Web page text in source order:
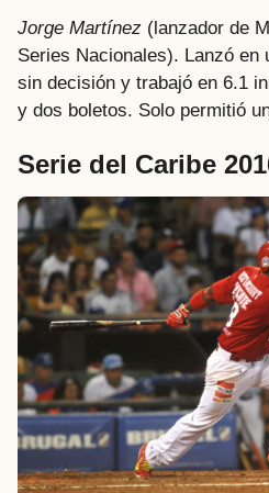
Jorge Martínez (lanzador de
Series Nacionales). Lanzó en
sin decisión y trabajó en 6.1
y dos boletos. Solo permitió
Serie del Caribe